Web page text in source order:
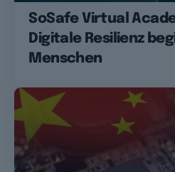
SoSafe Virtual
Digitale Resilienz
Menschen